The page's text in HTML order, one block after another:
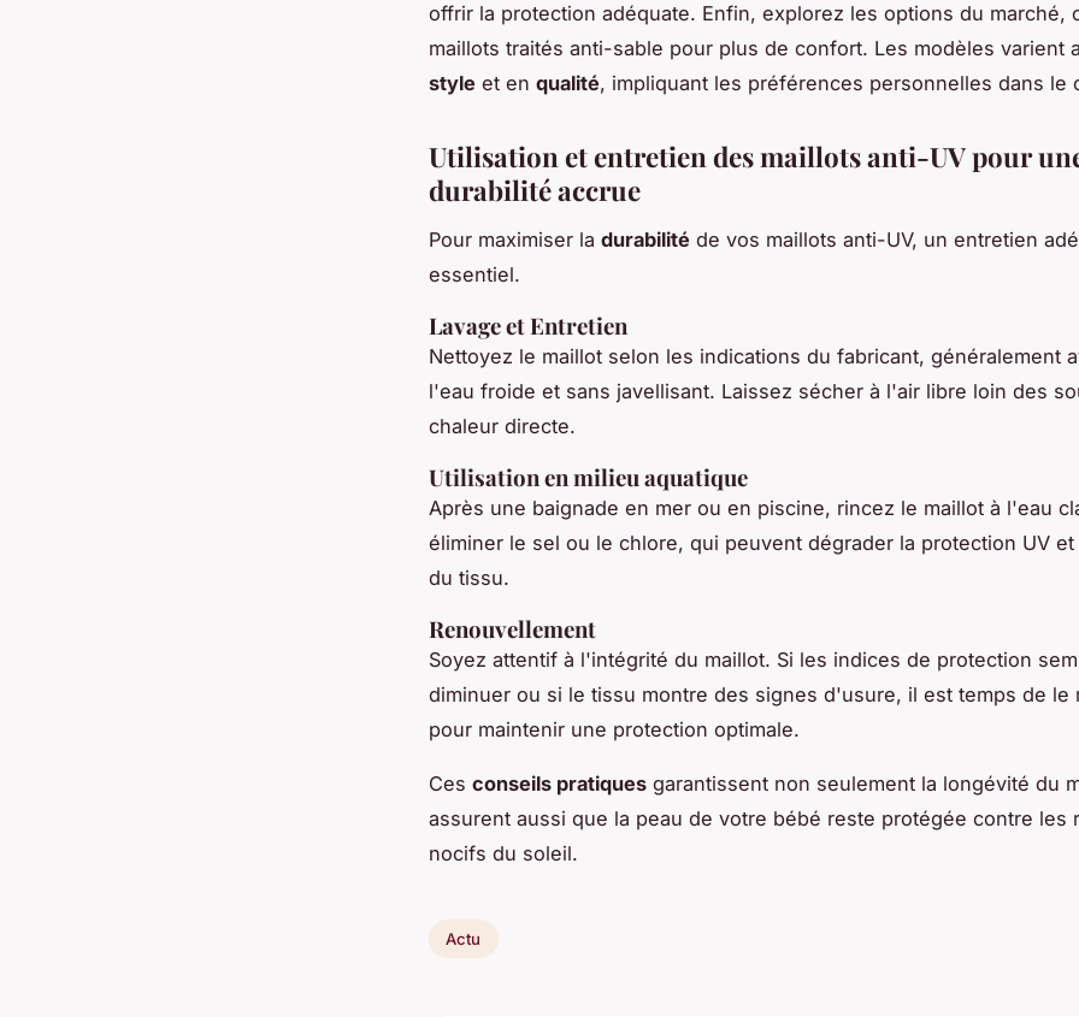
offrir la protection adéquate. Enfin, explorez les options du marché,
maillots traités anti-sable pour plus de confort. Les modèles varient
style et en qualité, impliquant les préférences personnelles dans le
Utilisation et entretien des maillots anti-UV pour
durabilité accrue
Pour maximiser la durabilité de vos maillots anti-UV, un entretien
essentiel.
Lavage et Entretien
Nettoyez le maillot selon les indications du fabricant, généralement
l'eau froide et sans javellisant. Laissez sécher à l'air libre loin des
chaleur directe.
Utilisation en milieu aquatique
Après une baignade en mer ou en piscine, rincez le maillot à l'eau
éliminer le sel ou le chlore, qui peuvent dégrader la protection UV
du tissu.
Renouvellement
Soyez attentif à l'intégrité du maillot. Si les indices de protection
diminuer ou si le tissu montre des signes d'usure, il est temps de le
pour maintenir une protection optimale.
Ces conseils pratiques garantissent non seulement la longévité du
assurent aussi que la peau de votre bébé reste protégée contre les
nocifs du soleil.
Actu